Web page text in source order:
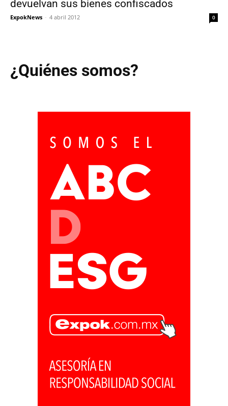
devuelvan sus bienes confiscados
ExpokNews - 4 abril 2012 0
¿Quiénes somos?